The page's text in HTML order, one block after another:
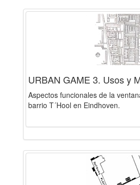
URBAN GAME 3. Usos y
Aspectos funcionales de la
barrio T´Hool en Eindhoven.